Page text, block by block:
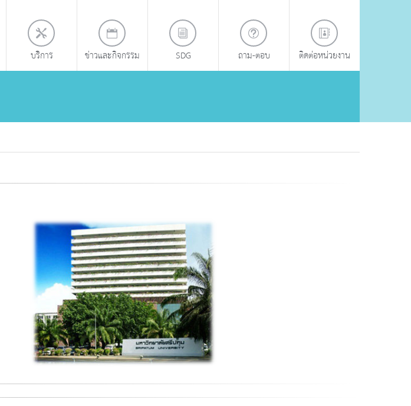
บริการ ข่าวและกิจกรรม SDG ถาม-ตอบ ติดต่อหน่วยงาน